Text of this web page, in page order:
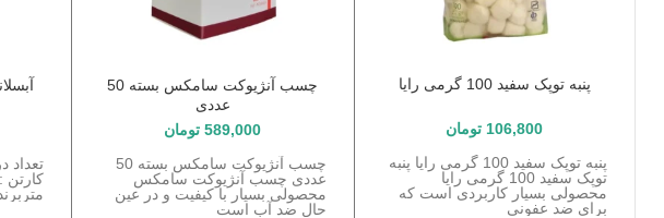
پنبه توپک سفید 100 گرمی رایا
106,800 تومان
پنبه توپک سفید 100 گرمی رایا پنبه
توپک سفید 100 گرمی رایا
محصولی بسیار کاربردی است که
برای ضد عفونی
چسب آنژیوکت سامکس بسته 50
عددی
589,000 تومان
چسب آنژیوکت سامکس بسته 50
عددی چسب آنژیوکت سامکس
محصولی بسیار با کیفیت و در عین
حال ضد آب است